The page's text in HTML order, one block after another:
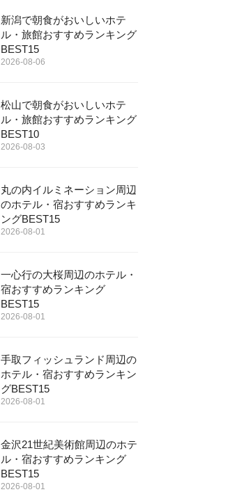
新潟で朝食がおいしいホテ
ル・旅館おすすめランキング
BEST15
2026-08-06
松山で朝食がおいしいホテ
ル・旅館おすすめランキング
BEST10
2026-08-03
丸の内イルミネーション周辺
のホテル・宿おすすめランキ
ングBEST15
2026-08-01
一心行の大桜周辺のホテル・
宿おすすめランキング
BEST15
2026-08-01
手取フィッシュランド周辺の
ホテル・宿おすすめランキン
グBEST15
2026-08-01
金沢21世紀美術館周辺のホテ
ル・宿おすすめランキング
BEST15
2026-08-01